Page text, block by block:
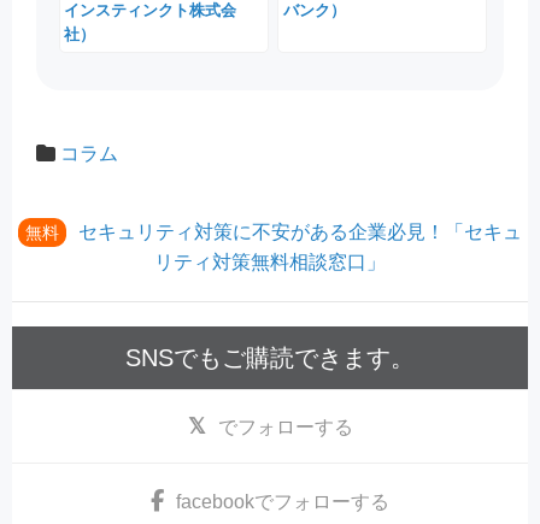
インスティンクト株式会
社）
バンク）
コラム
無料
セキュリティ対策に不安がある企業必見！「セキュ
リティ対策無料相談窓口」
SNSでもご購読できます。
でフォローする
facebookでフォローする